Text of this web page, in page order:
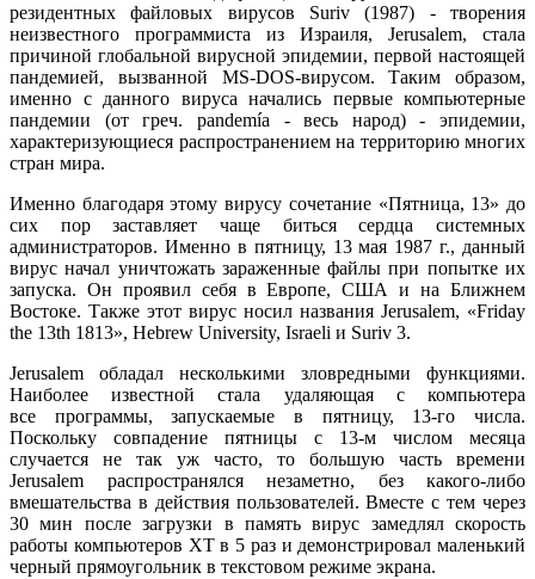
резидентных файловых вирусов Suriv (1987) - творения
неизвестного программиста из Израиля, Jerusalem, стала
причиной глобальной вирусной эпидемии, первой настоящей
пандемией, вызванной MS-DOS-вирусом. Таким образом,
именно с данного вируса начались первые компьютерные
пандемии (от греч. pandemía - весь народ) - эпидемии,
характеризующиеся распространением на территорию многих
стран мира.
Именно благодаря этому вирусу сочетание «Пятница, 13» до
сих пор заставляет чаще биться сердца системных
администраторов. Именно в пятницу, 13 мая 1987 г., данный
вирус начал уничтожать зараженные файлы при попытке их
запуска. Он проявил себя в Европе, США и на Ближнем
Востоке. Также этот вирус носил названия Jerusalem, «Friday
the 13th 1813», Hebrew University, Israeli и Suriv 3.
Jerusalem обладал несколькими зловредными функциями.
Наиболее известной стала удаляющая с компьютера
все программы, запускаемые в пятницу, 13-го числа.
Поскольку совпадение пятницы с 13-м числом месяца
случается не так уж часто, то большую часть времени
Jerusalem распространялся незаметно, без какого-либо
вмешательства в действия пользователей. Вместе с тем через
30 мин после загрузки в память вирус замедлял скорость
работы компьютеров XT в 5 раз и демонстрировал маленький
черный прямоугольник в текстовом режиме экрана.